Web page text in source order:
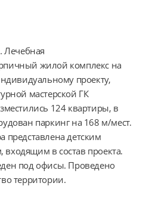
жилой комплекс на
проекту,
мастерской ГК
124 квартиры, в
паркинг на 168 м/мест.
представлена детским
в состав проекта.
под офисы. Проведено